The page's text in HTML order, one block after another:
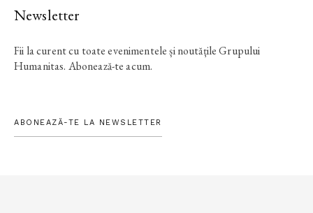
Newsletter
Fii la curent cu toate evenimentele și noutățile Grupului
Humanitas. Abonează-te acum.
ABONEAZĂ-TE LA NEWSLETTER